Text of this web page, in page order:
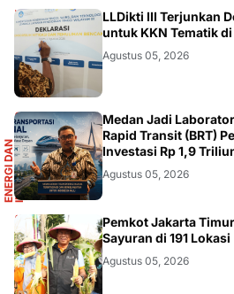
DIKBUDRISTEK
LLDikti III Terjunkan
untuk KKN Tematik
Agustus 05, 2026
E
N
E
R
G
I
D
A
N
I
N
F
R
A
S
T
R
U
K
T
UR
Medan Jadi
Rapid Transit (BRT)
Investasi Rp 1,9
Agustus 05, 2026
AKURATNEWS
Pemkot Jakarta
Sayuran di 191 Lokasi
Agustus 05, 2026